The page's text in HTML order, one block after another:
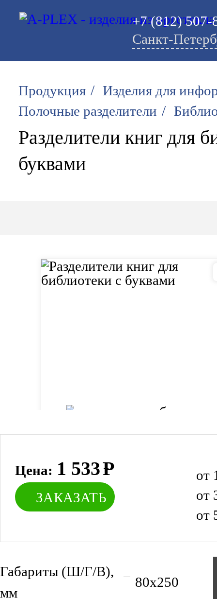
+7 (812) 507-
Санкт-
Продукция / Изделия для
Полочные разделители /
Разделители книг для
буквами
Цена: 1 533Р
ЗАКАЗАТЬ
от
от
от
Габариты (Ш/Г/В),
мм
80х250